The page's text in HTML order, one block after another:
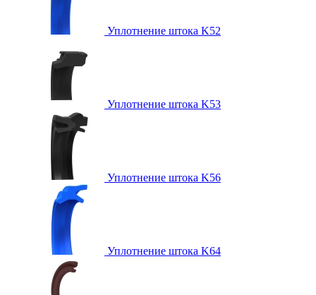
Уплотнение штока K52
Уплотнение штока K53
Уплотнение штока K56
Уплотнение штока K64